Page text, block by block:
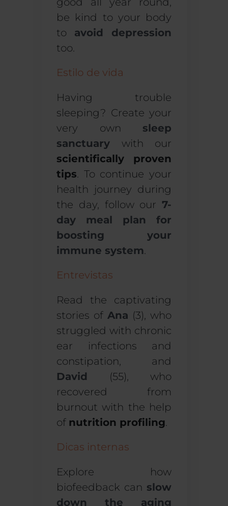
be kind to your body
to avoid depression
too.
Estilo de vida
Having trouble
sleeping? Create your
very own sleep
sanctuarywith our
scientifically proven
tips. To continue your
health journey during
the day, follow our 7-
day meal plan for
boosting your
immune system.
Entrevistas
Read the captivating
stories of Ana (3), who
struggled with chronic
ear infections and
constipation, and
David (55), who
recovered from
burnout with the help
of nutrition profiling.
Dicas internas
Explore how
biofeedback can slow
down the aging